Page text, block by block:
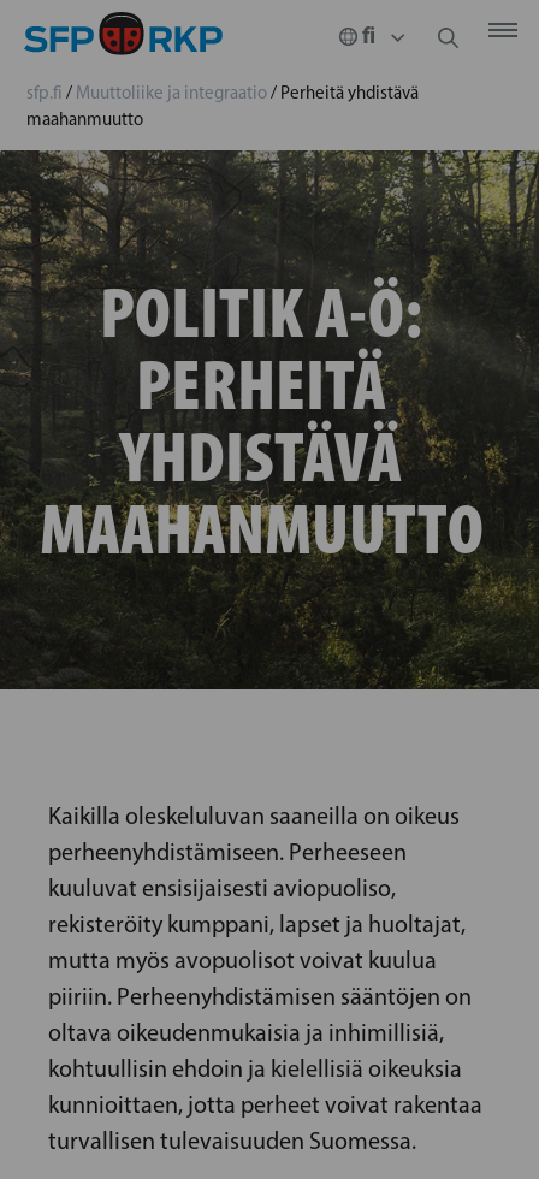
sfp.fi / Muuttoliike ja integraatio/ Perheitä yhdistävä
maahanmuutto
POLITIK A-Ö:
PERHEITÄ
YHDISTÄVÄ
MAAHANMUUTTO
Kaikilla oleskeluluvan saaneilla on oikeus
perheenyhdistämiseen. Perheeseen
kuuluvat ensisijaisesti aviopuoliso,
rekisteröity kumppani, lapset ja huoltajat,
mutta myös avopuolisot voivat kuulua
piiriin. Perheenyhdistämisen sääntöjen on
oltava oikeudenmukaisia ja inhimillisiä,
kohtuullisin ehdoin ja kielellisiä oikeuksia
kunnioittaen, jotta perheet voivat rakentaa
turvallisen tulevaisuuden Suomessa.